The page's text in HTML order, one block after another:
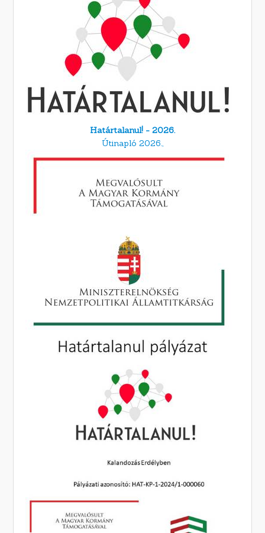
Határtalanul! - 2026.
Útinapló 2026.,